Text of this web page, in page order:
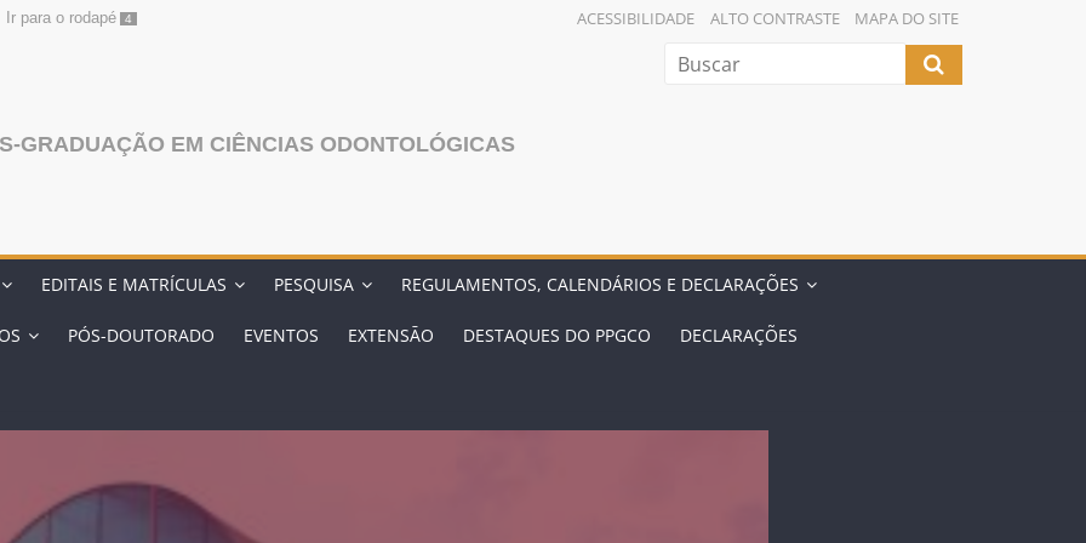
Ir para o rodapé 4 ACESSIBILIDADE ALTO CONTRASTE MAPA DO SITE
GRADUAÇÃO EM CIÊNCIAS ODONTOLÓGICAS
EDITAIS E MATRÍCULAS PESQUISA REGULAMENTOS, CALENDÁRIOS E DECLARAÇÕES
PÓS-DOUTORADO EVENTOS EXTENSĀO DESTAQUES DO PPGCO DECLARAÇÕES